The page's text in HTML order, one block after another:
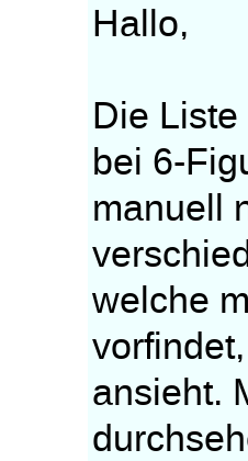
Hallo,
Die
bei 6-
manuell
welche
ansieht.